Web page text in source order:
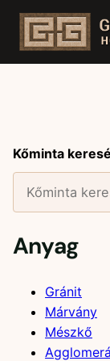
Kezdőlap/Üzlet
Kőminta
Anyag
Gránit
Márvány
Mészkő